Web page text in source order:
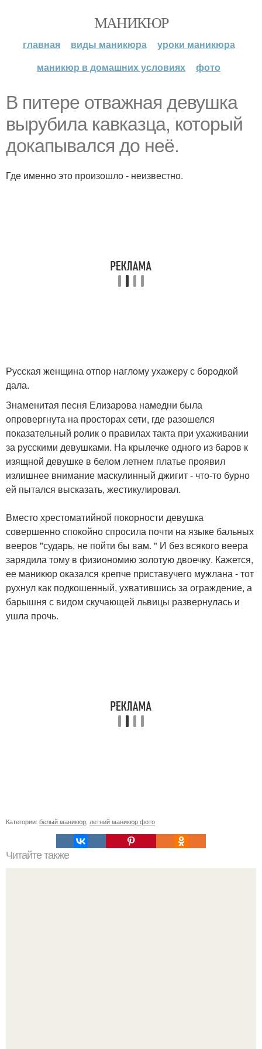
МАНИКЮР
главная виды маникюра
уроки маникюра
маникюр в домашних условиях
фото
В питере отважная девушка
вырубила кавказца, который
докапывался до неё.
Где именно это произошло - неизвестно.
Русская женщина отпор наглому ухажеру с бородкой
дала.
Знаменитая песня Елизарова намедни была
опровергнута на просторах сети, где разошелся
показательный ролик о правилах такта при ухаживании
за русскими девушками. На крылечке одного из баров к
изящной девушке в белом летнем платье проявил
излишнее внимание маскулинный джигит - что-то бурно
ей пытался высказать, жестикулировал.
Вместо хрестоматийной покорности девушка
совершенно спокойно спросила почти на языке бальных
вееров "сударь, не пойти бы вам. " И без всякого веера
зарядила тому в физиономию золотую двоечку. Кажется,
ее маникюр оказался крепче приставучего мужлана - тот
рухнул как подкошенный, ухватившись за ограждение, а
барышня с видом скучающей львицы развернулась и
ушла прочь.
Категории: белый маникюр летний маникюр фото
Читайте также